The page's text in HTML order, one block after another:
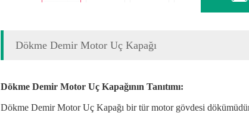
Dökme Demir Motor Uç Kapağı
Dökme Demir Motor Uç Kapağının Tanıtımı:
Dökme Demir Motor Uç Kapağı bir tür motor gövdesi